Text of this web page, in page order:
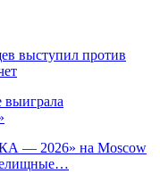
выступил против
выиграла
— 2026» на Moscow